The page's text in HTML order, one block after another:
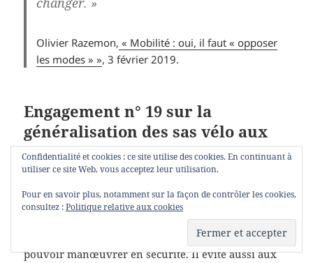
Olivier Razemon, « Mobilité : oui, il faut « opposer
les modes » », 3 février 2019.
Engagement n° 19 sur la
généralisation des sas vélo aux
feux
Le plan vélo national présenté en septembre 2018
par le Premier ministre prévoyait la généralisation
de ce dispositif qui permet aux vélos d’être mieux
visibles, de redémarrer avant les voitures et de
pouvoir manœuvrer en sécurité. Il évite aussi aux
Confidentialité et cookies : ce site utilise des cookies. En continuant à
utiliser ce site Web, vous acceptez leur utilisation.
Pour en savoir plus, notamment sur la façon de contrôler les cookies,
consultez :Politique relative aux cookies